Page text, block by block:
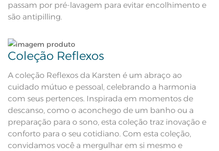
Acabamento
Toque super macio; Super
Instruções de Lavagem
Fios Fio Penteado
Utilize a quantidade mínima de amaciante e sabão;
bem;;
passam por pré-lavagem para evitar encolhimento e
são antipilling.
Coleção Reflexos
A coleção Reflexos da Karsten é um abraço ao
cuidado mútuo e pessoal, celebrando a harmonia
com seus pertences. Inspirada em momentos de
descanso, como o aconchego de um banho ou a
preparação para o sono, esta coleção traz inovação e
conforto para o seu cotidiano. Com esta coleção,
convidamos você a mergulhar em si mesmo e